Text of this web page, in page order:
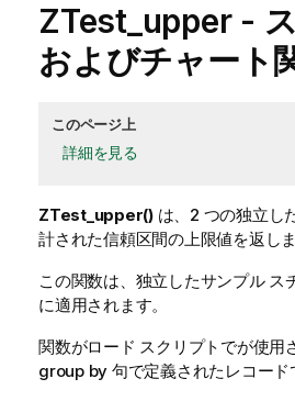
ZTest_upper-
およびチャート
このページ上
詳細を見る
ZTest_upper()は、2 つの独立し
計された信頼区間の上限値を返しま
この関数は、独立したサンプル ス
に適用されます。
関数がロード スクリプトでが使用
group by 句で定義されたレコード